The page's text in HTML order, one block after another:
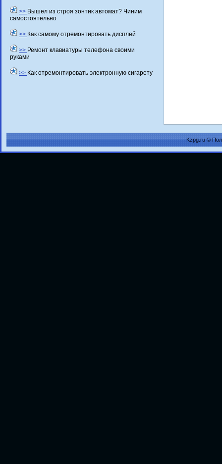
>> Вышел из строя зонтик автомат? Чиним
самостоятельно
>> Как самому отремонтировать дисплей
>> Ремонт клавиатуры телефона своими
руками
>> Как отремонтировать электронную сигарету
Kzpg.ru ©